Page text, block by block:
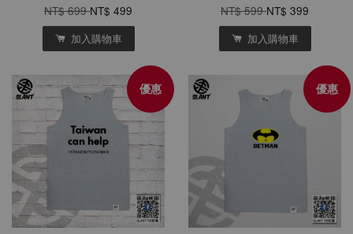
NT$ 699NT$ 499
加入購物車
NT$ 599NT$ 399
加入購物車
優惠 優惠